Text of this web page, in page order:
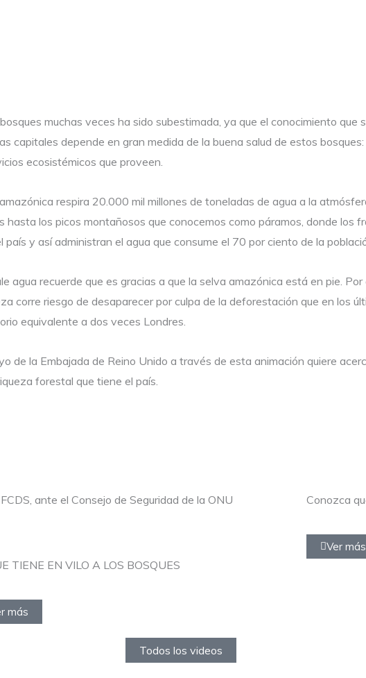
muchas veces ha sido subestimada, ya que el conocimiento
capitales depende en gran medida de la buena salud de estos
ecosistémicos que proveen.
respira 20.000 mil millones de toneladas de agua a la
los picos montañosos que conocemos como páramos, donde los
y así administran el agua que consume el 70 por ciento de la
agua recuerde que es gracias a que la selva amazónica está en pie.
corre riesgo de desaparecer por culpa de la deforestación que en los
equivalente a dos veces Londres.
de la Embajada de Reino Unido a través de esta animación quiere
forestal que tiene el país.
ante el Consejo de Seguridad de la ONU
Conozca
Ver más
TIENE EN VILO A LOS BOSQUES
más
Todos los videos